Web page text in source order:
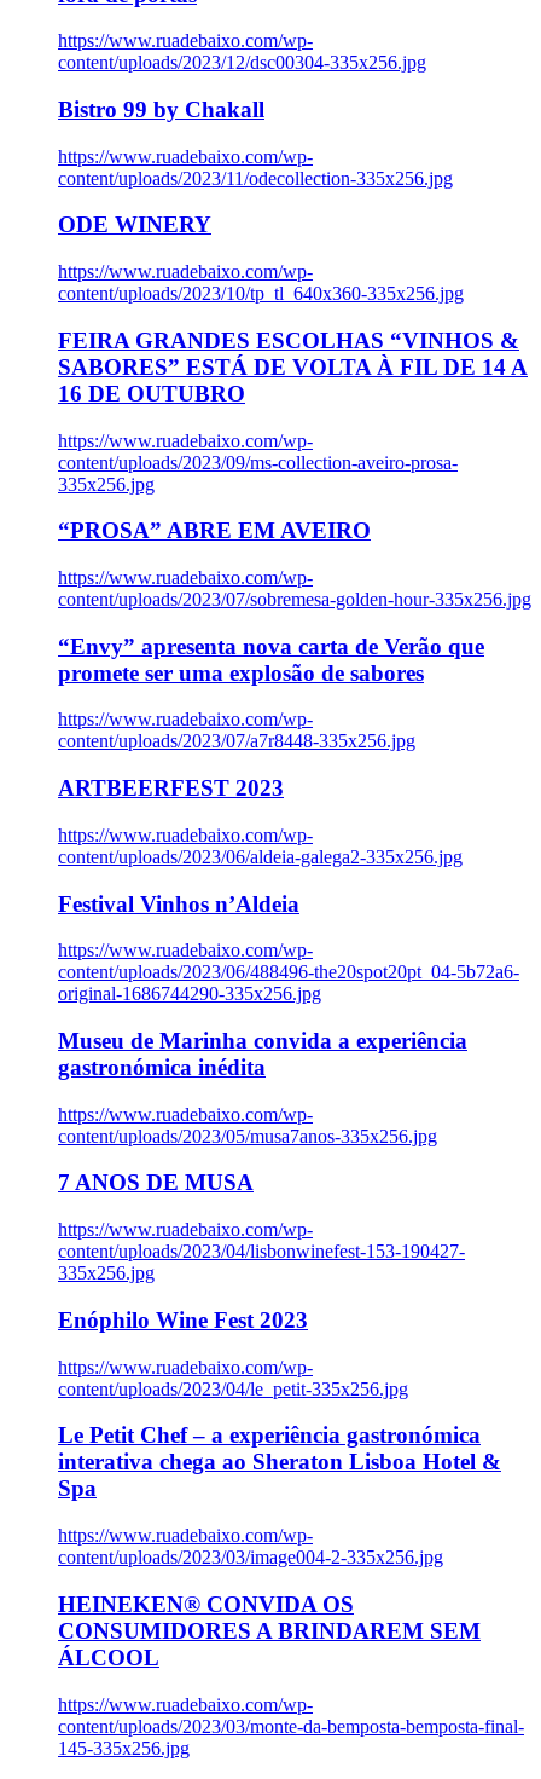
https://www.ruadebaixo.com/wp-
content/uploads/2023/12/dsc00304-335x256.jpg
Bistro 99 by Chakall
https://www.ruadebaixo.com/wp-
content/uploads/2023/11/odecollection-335x256.jpg
ODE WINERY
https://www.ruadebaixo.com/wp-
content/uploads/2023/10/tp_tl_640x360-335x256.jpg
FEIRA GRANDES ESCOLHAS “VINHOS &
SABORES” ESTÁ DE VOLTA À FIL DE 14 A
16 DE OUTUBRO
https://www.ruadebaixo.com/wp-
content/uploads/2023/09/ms-collection-aveiro-prosa-
335x256.jpg
“PROSA” ABRE EM AVEIRO
https://www.ruadebaixo.com/wp-
content/uploads/2023/07/sobremesa-golden-hour-335x256.jpg
“Envy” apresenta nova carta de Verão que
promete ser uma explosão de sabores
https://www.ruadebaixo.com/wp-
content/uploads/2023/07/a7r8448-335x256.jpg
ARTBEERFEST 2023
https://www.ruadebaixo.com/wp-
content/uploads/2023/06/aldeia-galega2-335x256.jpg
Festival Vinhos n’Aldeia
https://www.ruadebaixo.com/wp-
content/uploads/2023/06/488496-the20spot20pt_04-5b72a6-
original-1686744290-335x256.jpg
Museu de Marinha convida a experiência
gastronómica inédita
https://www.ruadebaixo.com/wp-
content/uploads/2023/05/musa7anos-335x256.jpg
7 ANOS DE MUSA
https://www.ruadebaixo.com/wp-
content/uploads/2023/04/lisbonwinefest-153-190427-
335x256.jpg
Enóphilo Wine Fest 2023
https://www.ruadebaixo.com/wp-
content/uploads/2023/04/le_petit-335x256.jpg
Le Petit Chef – a experiência gastronómica
interativa chega ao Sheraton Lisboa Hotel &
Spa
https://www.ruadebaixo.com/wp-
content/uploads/2023/03/image004-2-335x256.jpg
HEINEKEN® CONVIDA OS
CONSUMIDORES A BRINDAREM SEM
ÁLCOOL
https://www.ruadebaixo.com/wp-
content/uploads/2023/03/monte-da-bemposta-bemposta-final-
145-335x256.jpg